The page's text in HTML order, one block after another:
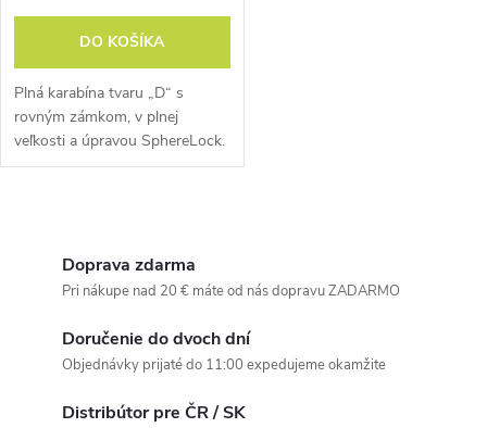
DO KOŠÍKA
Plná karabína tvaru „D“ s
rovným zámkom, v plnej
veľkosti a úpravou SphereLock.
Doprava zdarma
Pri nákupe nad 20 € máte od nás dopravu ZADARMO
Doručenie do dvoch dní
Objednávky prijaté do 11:00 expedujeme okamžite
Distribútor pre ČR / SK